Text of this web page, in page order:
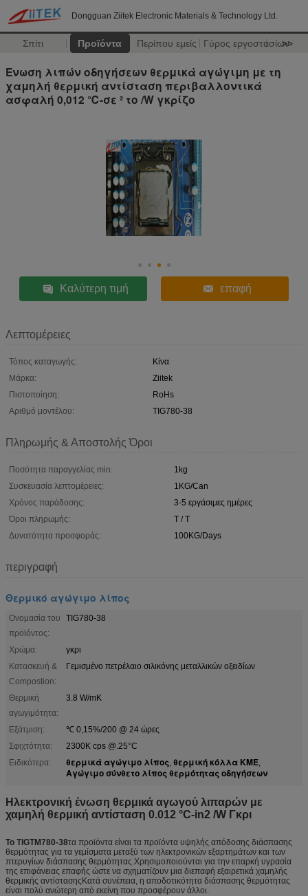
Dongguan Ziitek Electronic Materials & Technology Ltd.
Σπίτι Προϊόντα Περίπου εμείς Γύρος εργοστασίων
>>
Ένωση λιπών οδηγήσεων θερμικά αγώγιμη με τη
χαμηλή θερμική αντίσταση περιβαλλοντικά
ασφαλή 0,012 ℃-σε ² το /W γκρίζο
Καλύτερη τιμή επαφή
Λεπτομέρειες
Τόπος καταγωγής:
Κίνα
Μάρκα:
Ziitek
Πιστοποίηση:
RoHs
Αριθμό μοντέλου:
TIG780-38
Πληρωμής & Αποστολής Όροι
Ποσότητα παραγγελίας min:
1kg
Συσκευασία λεπτομέρειες:
1KG/Can
Χρόνος παράδοσης:
3-5 εργάσιμες ημέρες
Όροι πληρωμής:
T / T
Δυνατότητα προσφοράς:
100KG/Days
περιγραφή
Θερμικό αγώγιμο λίπος
Ονομασία του
προϊόντος:
TIG780-38
Χρώμα:
γκρι
Κατασκευή &
Compostion:
Γεμισμένο πετρέλαιο σιλικόνης μεταλλικών οξειδίων
Θερμική
αγωγιμότητα:
3.8 W/mK
Εξάτμιση:
℃ 0,15%/200 @ 24 ώρες
Σφιχτότητα:
2300K cps @.25°C
Ειδικότερα:
θερμικά αγώγιμο λίπος, θερμική κόλλα ΚΜΕ,
Αγώγιμο σύνθετο λίπος θερμότητας οδηγήσεων
Ηλεκτρονική ένωση θερμικά αγωγού λιπαρών με
χαμηλή θερμική αντίσταση 0.012 °C-in2 /W Γκρι
Το TIGTM780-38τα προϊόντα είναι τα προϊόντα υψηλής απόδοσης διάσπασης
θερμότητας για τα γεμίσματα μεταξύ των ηλεκτρονικών εξαρτημάτων και των
πτερυγίων διάσπασης θερμότητας.Χρησιμοποιούνται για την επαρκή υγρασία
της επιφάνειας επαφής ώστε να σχηματίζουν μια διεπαφή εξαιρετικά χαμηλής
θερμικής αντίστασηςΚατά συνέπεια, η αποδοτικότητα διάσπασης θερμότητας
είναι πολύ ανώτερη από εκείνη που προσφέρουν άλλοι.